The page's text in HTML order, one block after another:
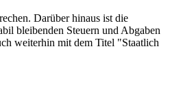
Darüber hinaus ist die
bleibenden Steuern und Abgaben
weiterhin mit dem Titel "Staatlich